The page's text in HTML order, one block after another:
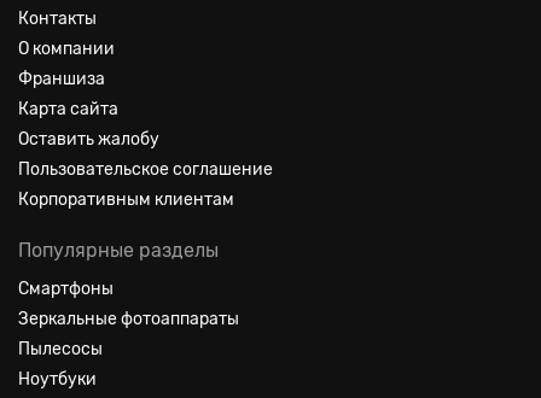
Контакты
О компании
Франшиза
Карта сайта
Оставить жалобу
Пользовательское соглашение
Корпоративным клиентам
Популярные разделы
Смартфоны
Зеркальные фотоаппараты
Пылесосы
Ноутбуки